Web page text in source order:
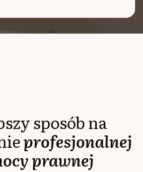
sposób na
profesjonalnej
prawnej